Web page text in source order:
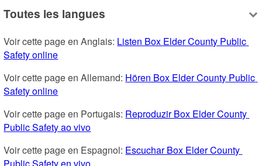
Toutes les langues
Voir cette page en Anglais: Listen Box Elder County Public
Safety online
Voir cette page en Allemand: Hören Box Elder County Public
Safety online
Voir cette page en Portugais: Reproduzir Box Elder County
Public Safety ao vivo
Voir cette page en Espagnol: Escuchar Box Elder County
Public Safety en vivo